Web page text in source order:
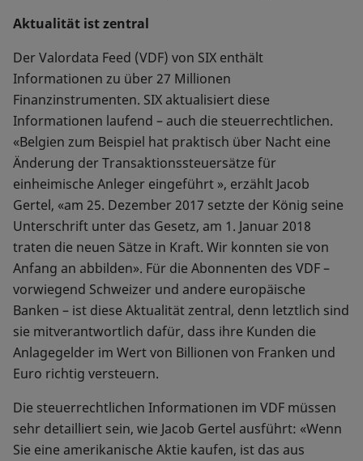
Aktualität ist zentral
Der Valordata Feed (VDF) von SIX enthält
Informationen zu über 27 Millionen
Finanzinstrumenten. SIX aktualisiert diese
Informationen laufend – auch die steuerrechtlichen.
«Belgien zum Beispiel hat praktisch über Nacht eine
Änderung der Transaktionssteuersätze für
einheimische Anleger eingeführt », erzählt Jacob
Gertel, «am 25. Dezember 2017 setzte der König seine
Unterschrift unter das Gesetz, am 1. Januar 2018
traten die neuen Sätze in Kraft. Wir konnten sie von
Anfang an abbilden». Für die Abonnenten des VDF –
vorwiegend Schweizer und andere europäische
Banken – ist diese Aktualität zentral, denn letztlich sind
sie mitverantwortlich dafür, dass ihre Kunden die
Anlagegelder im Wert von Billionen von Franken und
Euro richtig versteuern.
Die steuerrechtlichen Informationen im VDF müssen
sehr detailliert sein, wie Jacob Gertel ausführt: «Wenn
Sie eine amerikanische Aktie kaufen, ist das aus